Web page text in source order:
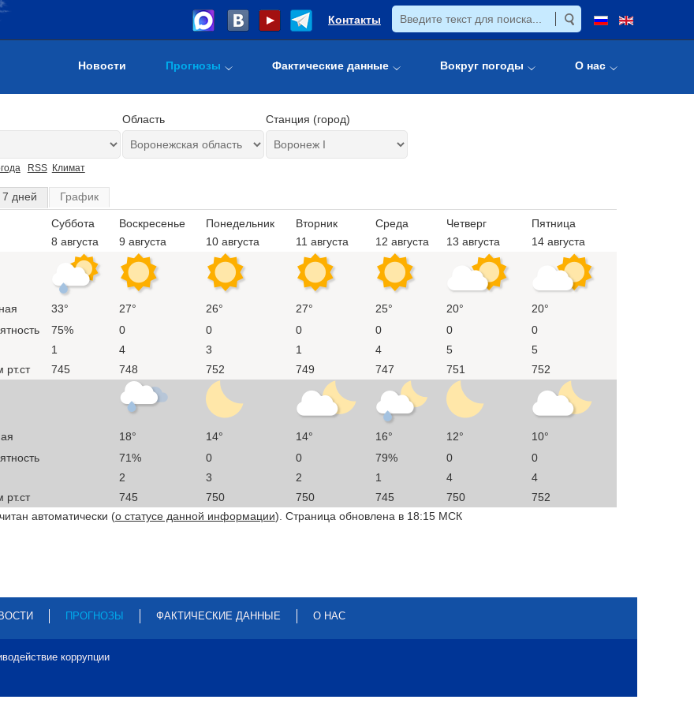
Контакты
Новости Прогнозы Фактические данные Вокруг погоды О нас
Область Станция (город)
RSS Климат
7 дней График
Суббота
8 августа
Воскресенье
9 августа
Понедельник
10 августа
Вторник
11 августа
Среда
12 августа
Четверг
13 августа
Пятница
14 августа
33° 27° 26° 27° 25° 20°
20°
75% 0 0 0 0 0
0
1 4 3 1 4 5
5
745 748 752 749 747 751 752
18° 14° 14° 16° 12°
10°
71% 0 0 79% 0
0
2 3 2 1 4
4
745 750 750 745 750
752
автоматически (о статусе данной информации). Страница обновлена в 18:15 МСК
ПРОГНОЗЫ ФАКТИЧЕСКИЕ ДАННЫЕ О НАС
коррупции